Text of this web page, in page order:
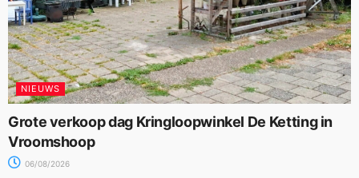
NIEUWS
Grote verkoop dag Kringloopwinkel De Ketting in
Vroomshoop
06/08/2026